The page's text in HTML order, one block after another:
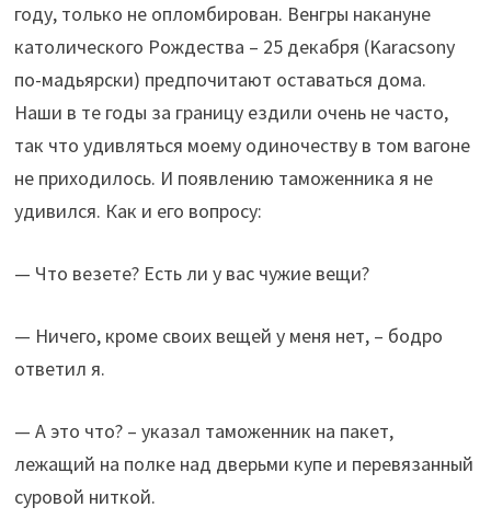
году, только не опломбирован. Венгры накануне
католического Рождества – 25 декабря (Karacsony
по-мадьярски) предпочитают оставаться дома.
Наши в те годы за границу ездили очень не часто,
так что удивляться моему одиночеству в том вагоне
не приходилось. И появлению таможенника я не
удивился. Как и его вопросу:
— Что везете? Есть ли у вас чужие вещи?
— Ничего, кроме своих вещей у меня нет, – бодро
ответил я.
— А это что? – указал таможенник на пакет,
лежащий на полке над дверьми купе и перевязанный
суровой ниткой.